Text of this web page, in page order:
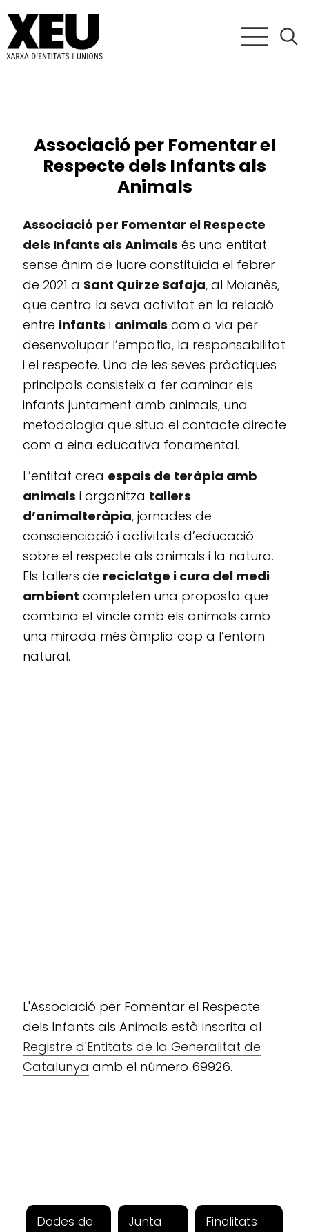
Associació per Fomentar el
Respecte dels Infants als
Animals
Associació per Fomentar el Respecte
dels Infants als Animals és una entitat
sense ànim de lucre constituïda el febrer
de 2021 a Sant Quirze Safaja, al Moianès,
que centra la seva activitat en la relació
entre infants i animals com a via per
desenvolupar l’empatia, la responsabilitat
i el respecte. Una de les seves pràctiques
principals consisteix a fer caminar els
infants juntament amb animals, una
metodologia que situa el contacte directe
com a eina educativa fonamental.
L’entitat crea espais de teràpia amb
animals i organitza tallers
d’animalteràpia, jornades de
conscienciació i activitats d’educació
sobre el respecte als animals i la natura.
Els tallers de reciclatge i cura del medi
ambient completen una proposta que
combina el vincle amb els animals amb
una mirada més àmplia cap a l’entorn
natural.
L'Associació per Fomentar el Respecte
dels Infants als Animals està inscrita al
Registre d'Entitats de la Generalitat de
Catalunya amb el número 69926.
Dades de
Junta
Finalitats